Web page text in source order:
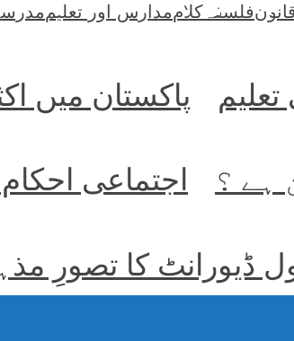
فلسفہ کلاممدارس اور تعلیم
پاکستان میں
ہے ؟ اجتماعی
ڈیورانٹ کا تصورِ